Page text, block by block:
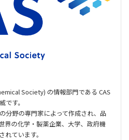
Society) の情報部門である CAS
です。
分野の専門家によって作成され、品
界の化学・製薬企業、大学、政府機
れています。